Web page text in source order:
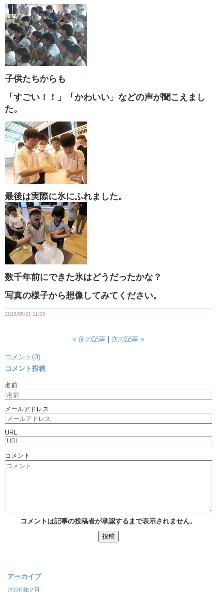
子供たちからも
「すごい！！」「かわいい」などの声が聞こえまし
た。
最後は実際に氷にふれました。
数千年前にできた氷はどうだったかな？
写真の様子から想像してみてください。
2018/05/21 11:53
« 前の記事 次の記事 »
コメント(0)
コメント投稿
名前
メールアドレス
URL
コメント
コメントは記事の投稿者が承認するまで表示されません。
アーカイブ
2026年2月